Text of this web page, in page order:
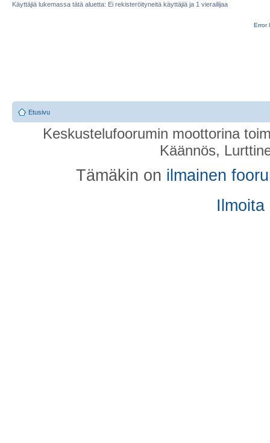
Käyttäjiä lukemassa tätä aluetta: Ei rekisteröityneitä käyttäjiä ja 1 vierailijaa
Error
Etusivu
Keskustelufoorumin moottorina
Käännös,
Tämäkin on ilmainen